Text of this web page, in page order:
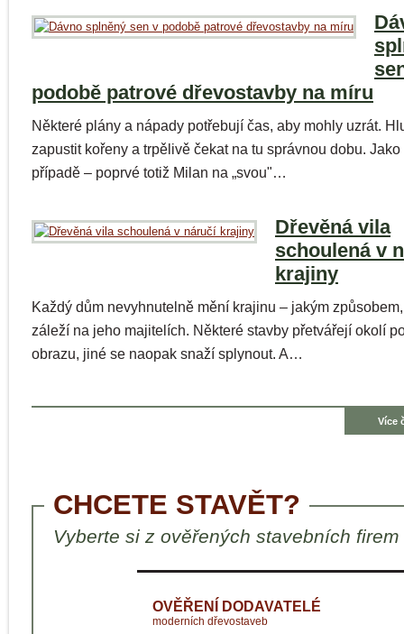
podobě patrové dřevostavby na míru
Některé plány a nápady potřebují čas, aby mohly uzrát.
zapustit kořeny a trpělivě čekat na tu správnou dobu. Jako
případě – poprvé totiž Milan na „svou"…
Dřevěná vila
schoulená v
krajiny
Každý dům nevyhnutelně mění krajinu – jakým
záleží na jeho majitelích. Některé stavby přetvářejí okolí
obrazu, jiné se naopak snaží splynout. A…
Více
CHCETE STAVĚT?
Vyberte si z ověřených stavebních firem
OVĚŘENÍ DODAVATELÉ
moderních dřevostaveb